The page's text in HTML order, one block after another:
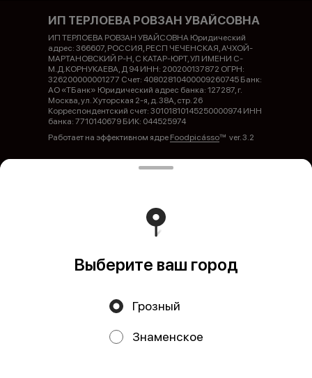
ИП ТЕРЛОЕВА РОВЗАН УВАЙСОВНА
ИП ТЕРЛОЕВА РОВЗАН УВАЙСОВНА Юридический
адрес: 366607, РОССИЯ, РЕСП ЧЕЧЕНСКАЯ, АЧХОЙ-
МАРТАНОВСКИЙ Р-Н, С КАТАР-ЮРТ, УЛ ИМЕНИ С-
М.Д.КОРНУКАЕВА, Д 94 ИНН: 200200137872 ОГРН:
326200000001277 Счет: 40802810400009260745 Банк:
АО «ТБанк» Юридический адрес банка: 127287, г.
Москва, ул. Хуторская 2-я, д. 38А, стр. 26
Корреспондентский счет: 30101810145250000974 ИНН
банка: 7710140679 БИК: 044525974
Работает на эффективном ядре Foodpicássover. 3.2
Публичная оферта
Выберите ваш город
Грозный
Знаменское